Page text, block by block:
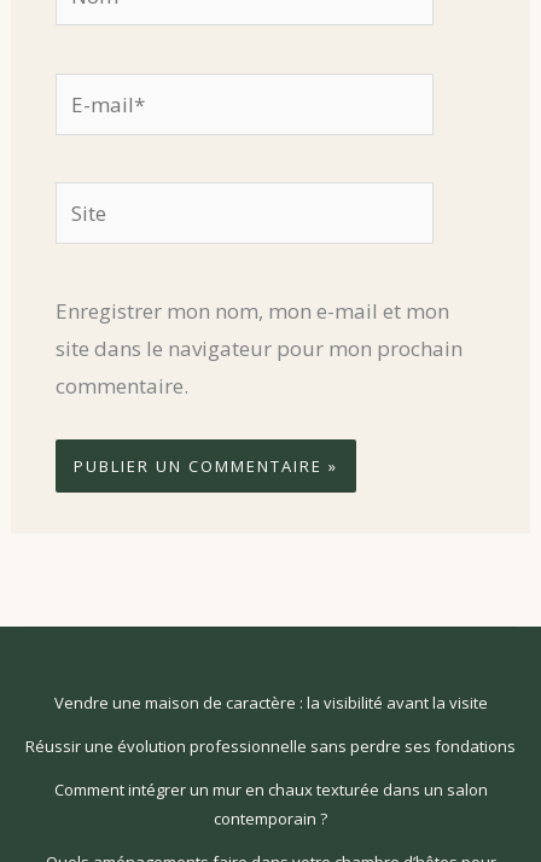
E-
mail*
Site
Enregistrer mon nom, mon e-mail et mon
site dans le navigateur pour mon prochain
commentaire.
Vendre une maison de caractère : la visibilité avant la visite
Réussir une évolution professionnelle sans perdre ses fondations
Comment intégrer un mur en chaux texturée dans un salon
contemporain ?